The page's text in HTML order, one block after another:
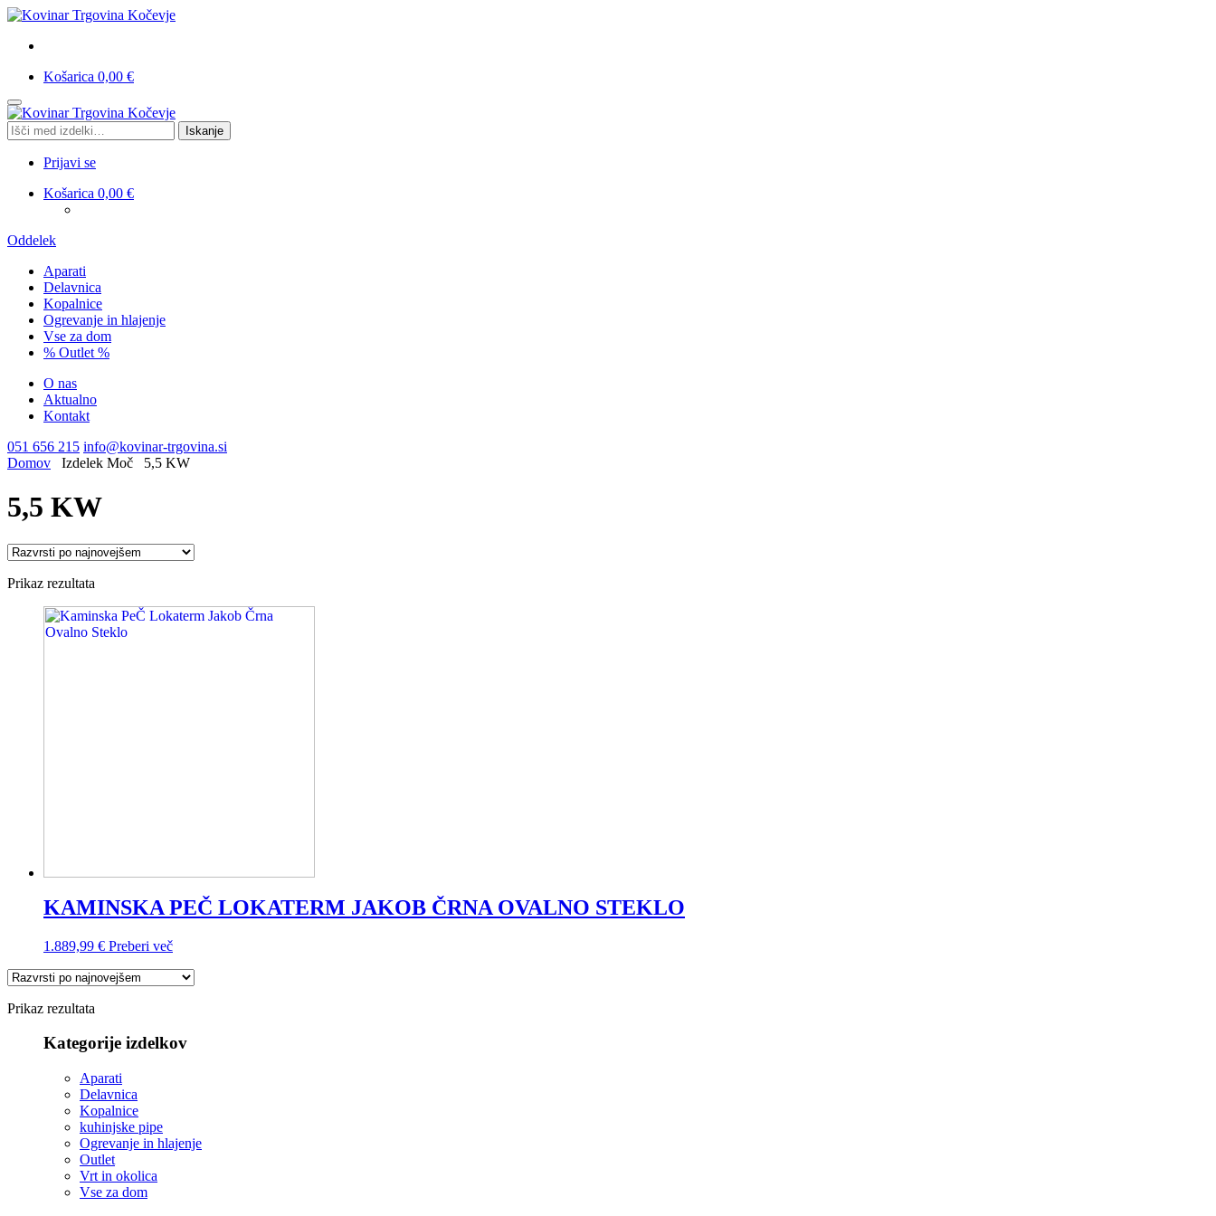
Košarica 0,00 €
Skip
to
navigation
Skip
to
content
Išči: Iskanje
Prijavi se
Košarica 0,00 €
Oddelek
Aparati
Delavnica
Kopalnice
Ogrevanje in hlajenje
Vse za dom
% Outlet %
O nas
Aktualno
Kontakt
051 656 215 info@kovinar-trgovina.si
Domov
Izdelek Moč 5,5 KW
5,5 KW
Prikaz rezultata
KAMINSKA PEČ LOKATERM JAKOB ČRNA OVALNO STEKLO
1.889,99 € Preberi več
Prikaz rezultata
Kategorije izdelkov
Aparati
Delavnica
Kopalnice
kuhinjske pipe
Ogrevanje in hlajenje
Outlet
Vrt in okolica
Vse za dom